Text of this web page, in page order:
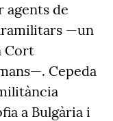
agents de
—un
Cort
Cepeda
a Bulgària i